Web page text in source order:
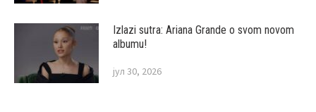
Izlazi sutra: Ariana Grande o svom novom
albumu!
јул 30, 2026